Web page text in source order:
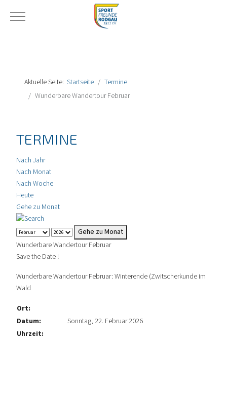
Mobile Menu Toggle
Aktuelle Seite: Startseite
Termine
Wunderbare Wandertour Februar
TERMINE
Nach Jahr
Nach Monat
Nach Woche
Heute
Gehe zu Monat
Gehe zu Monat
Wunderbare Wandertour Februar
Save the Date !
Wunderbare Wandertour Februar: Winterende (Zwitscherkunde im
Wald
Ort:
Datum:
Sonntag, 22. Februar 2026
Uhrzeit: